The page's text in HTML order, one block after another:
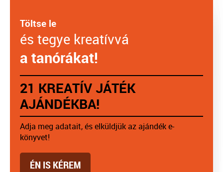
Töltse le
és tegye kreatívvá
a tanórákat!
21 KREATÍV JÁTÉK
AJÁNDÉKBA!
Adja meg adatait, és elküldjük az ajándék e-
könyvet!
ÉN IS KÉREM